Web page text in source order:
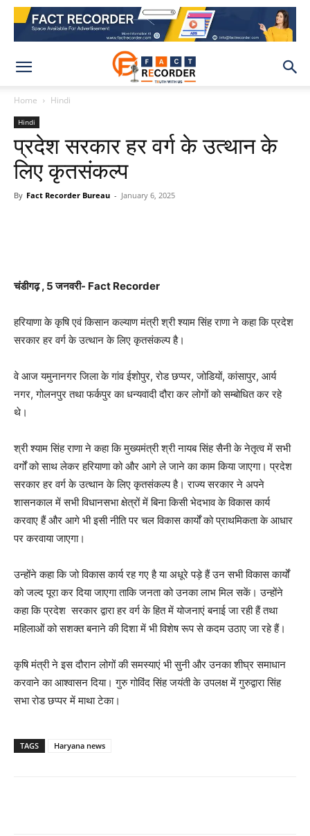
Home Hindi
Hindi
प्रदेश सरकार हर वर्ग के उत्थान के
लिए कृतसंकल्प
By Fact Recorder Bureau - January 6, 2025
चंडीगढ़ , 5 जनवरी- Fact Recorder
हरियाणा के कृषि एवं किसान कल्याण मंत्री श्री श्याम सिंह राणा ने कहा कि प्रदेश
सरकार हर वर्ग के उत्थान के लिए कृतसंकल्प है।
वे आज यमुनानगर जिला के गांव ईशोपुर, रोड छप्पर, जोडियों, कांसापुर, आर्य
नगर, गोलनपुर तथा फर्कपुर का धन्यवादी दौरा कर लोगों को सम्बोधित कर रहे
थे।
श्री श्याम सिंह राणा ने कहा कि मुख्यमंत्री श्री नायब सिंह सैनी के नेतृत्व में सभी
वर्गों को साथ लेकर हरियाणा को और आगे ले जाने का काम किया जाएगा। प्रदेश
सरकार हर वर्ग के उत्थान के लिए कृतसंकल्प है। राज्य सरकार ने अपने
शासनकाल में सभी विधानसभा क्षेत्रों में बिना किसी भेदभाव के विकास कार्य
करवाए हैं और आगे भी इसी नीति पर चल विकास कार्यों को प्राथमिकता के आधार
पर करवाया जाएगा।
उन्होंने कहा कि जो विकास कार्य रह गए है या अधूरे पड़े हैं उन सभी विकास कार्यों
को जल्द पूरा कर दिया जाएगा ताकि जनता को उनका लाभ मिल सकें। उन्होंने
कहा कि प्रदेश सरकार द्वारा हर वर्ग के हित में योजनाएं बनाई जा रही हैं तथा
महिलाओं को सशक्त बनाने की दिशा में भी विशेष रूप से कदम उठाए जा रहे हैं।
कृषि मंत्री ने इस दौरान लोगों की समस्याएं भी सुनी और उनका शीघ्र समाधान
करवाने का आश्वासन दिया। गुरु गोविंद सिंह जयंती के उपलक्ष में गुरुद्वारा सिंह
सभा रोड छप्पर में माथा टेका।
TAGS Haryana news